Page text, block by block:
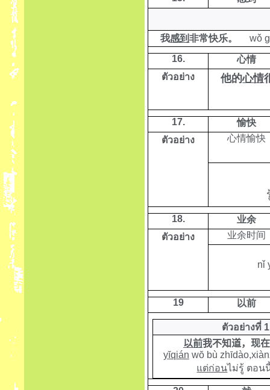
我感到非常快乐。 wǒ
16.
心情
ตัวอย่าง
他的心情
17.
愉快
ตัวอย่าง
心情愉快
18.
业余
ตัวอย่าง
业余时间
nǐ
19 以前
ตัวอย่างที่ 1
以前我不知道，现
yĭqián wŏbù
แต่ก่อนไม่รู้ ตอน